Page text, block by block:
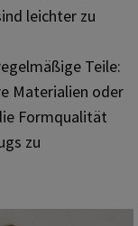
leichter zu
Teile:
Materialien oder
Formqualität
zu